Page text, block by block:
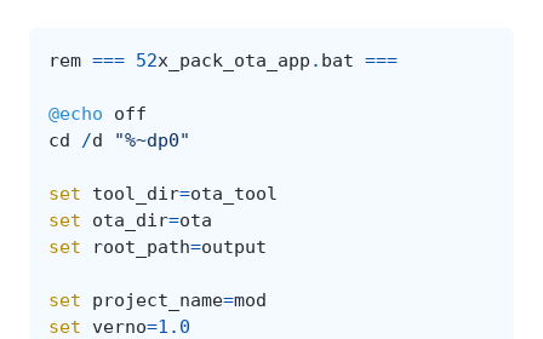
rem === 52x_pack_ota_app . bat ===
@echo
off
cd
/d "%~dp0"
set tool_dir=ota_tool
set
ota_dir=ota
set
root_path=output
set project_name=mod
set
verno=1.0